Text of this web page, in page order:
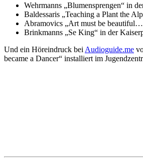
Wehrmanns „Blumensprengen“ in
Baldessaris „Teaching a Plant the
Abramovics „Art must be
Brinkmanns „Se King“ in der
Und ein Höreindruck bei Audioguide.me
became a Dancer“ installiert im